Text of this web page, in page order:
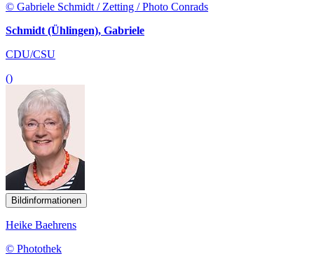
© Gabriele Schmidt / Zetting / Photo Conrads
Schmidt (Ühlingen), Gabriele
CDU/CSU
()
Bildinformationen
Heike Baehrens
© Photothek